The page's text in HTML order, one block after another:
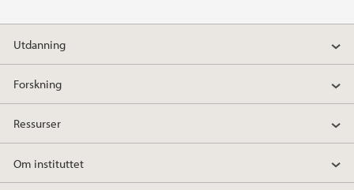
Utdanning
Forskning
Ressurser
Om instituttet